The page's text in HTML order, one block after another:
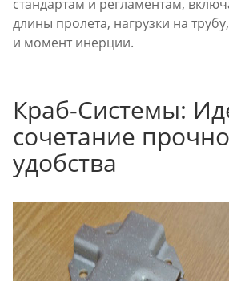
стандартам и регламентам,
длины пролета, нагрузки на
и момент инерции.
Краб-Системы:
сочетание
удобства